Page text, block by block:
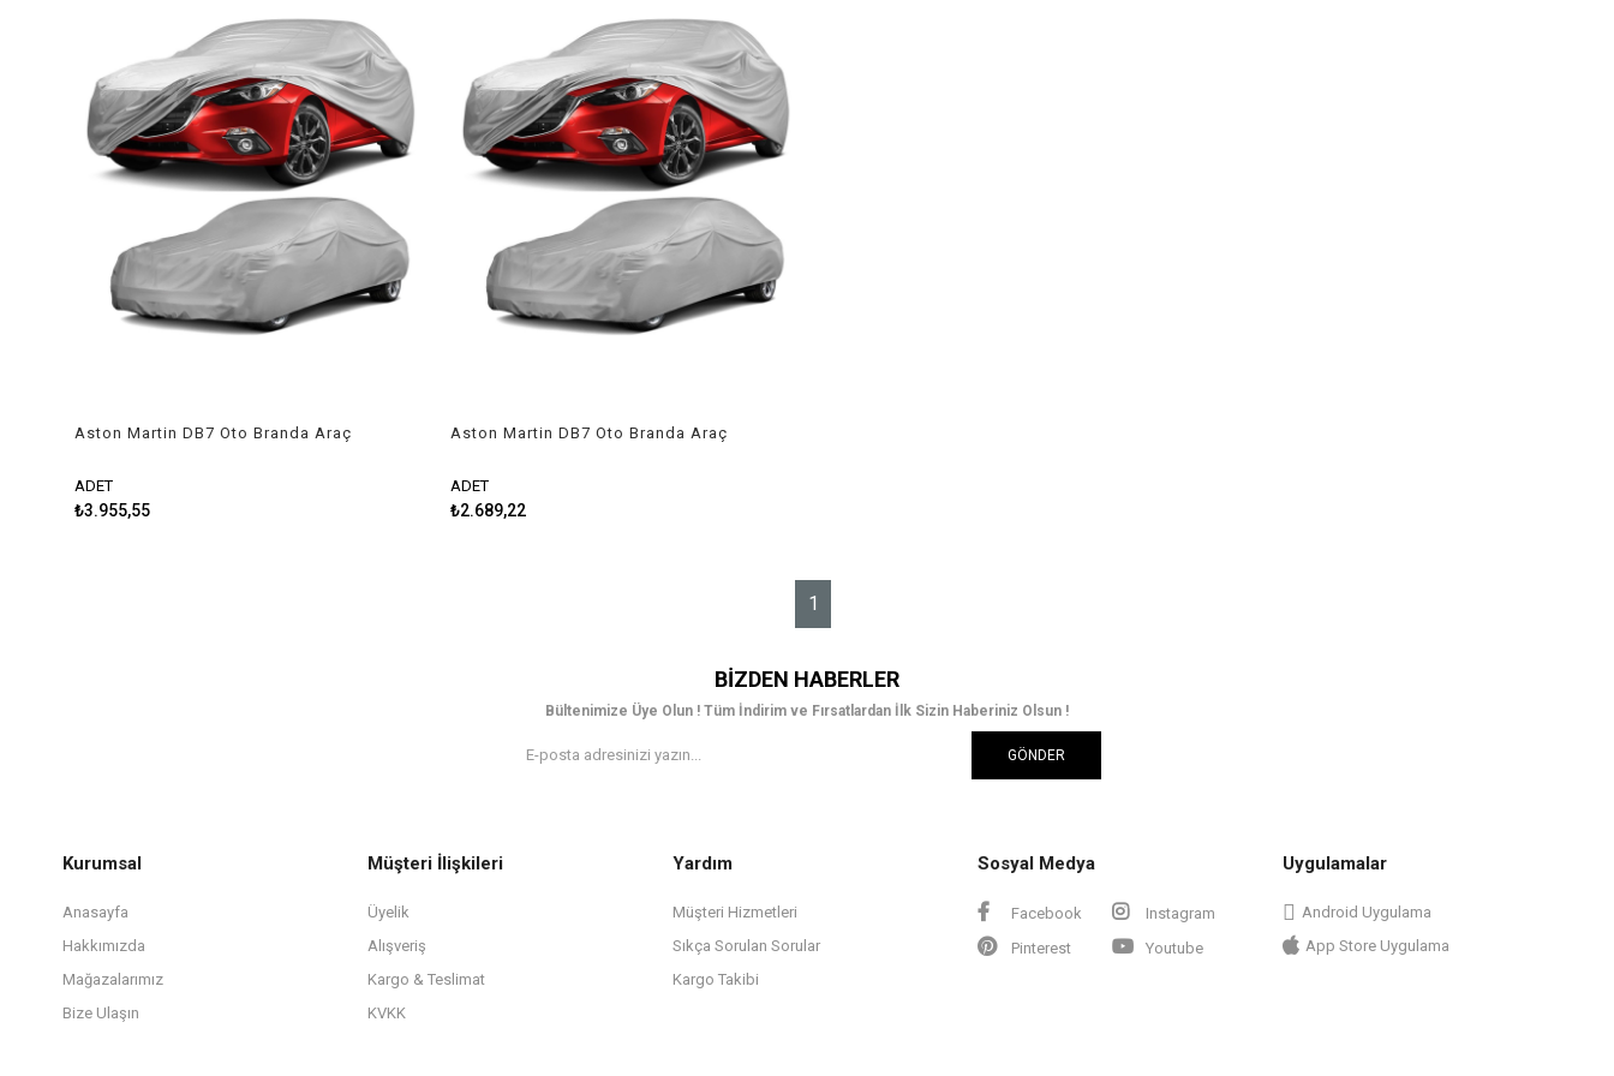
Aston Martin DB7 Oto Branda Araç
ADET
₺3.955,55
Aston Martin DB7 Oto Branda Araç
ADET
₺2.689,22
1
BIZDEN HABERLER
Bültenimize Üye Olun ! Tüm İndirim ve Fırsatlardan İlk Sizin Haberiniz Olsun !
GÖNDER
Kurumsal
Anasayfa
Hakkımızda
Mağazalarımız
Bize Ulaşın
Müşteri İlişkileri
Üyelik
Alışveriş
Kargo & Teslimat
KVKK
Yardım
Müşteri Hizmetleri
Sıkça Sorulan Sorular
Kargo Takibi
Sosyal Medya
Facebook
Instagram
Pinterest
Youtube
Uygulamalar
Android Uygulama
App Store Uygulama